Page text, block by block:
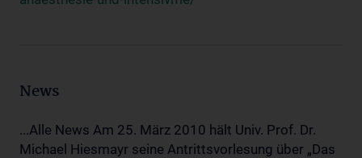
News
...Alle News Am 25. März 2010 hält Univ. Prof. Dr.
Michael Hiesmayr seine Antrittsvorlesung über „Das